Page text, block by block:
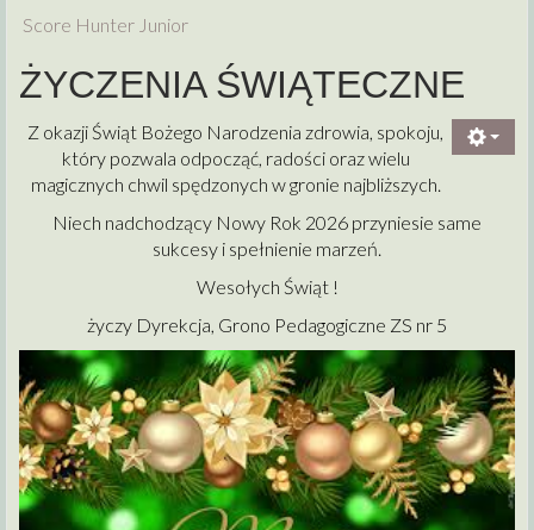
Score Hunter Junior
ŻYCZENIA ŚWIĄTECZNE
Z okazji Świąt Bożego Narodzenia zdrowia, spokoju,
który pozwala odpocząć, radości oraz wielu
magicznych chwil spędzonych w gronie najbliższych.
Niech nadchodzący Nowy Rok 2026 przyniesie same
sukcesy i spełnienie marzeń.
Wesołych Świąt !
życzy Dyrekcja, Grono Pedagogiczne ZS nr 5